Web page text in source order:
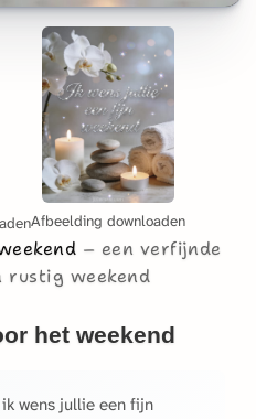
Afbeelding downloaden
een verfijnde
rustig weekend
het weekend
wens jullie een fijn